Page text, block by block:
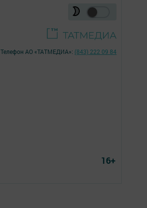
Телефон АО «ТАТМЕДИА»: (843) 222 09 84
16+